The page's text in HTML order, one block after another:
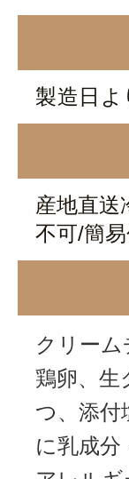
製造日よ
産地直送
不可/簡
クリーム
鶏卵、生
つ、添付
に乳成分